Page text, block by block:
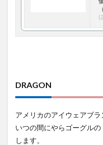
DRAGON
アメリカのアイウェアブラ
いつの間にやらゴーグル
します。